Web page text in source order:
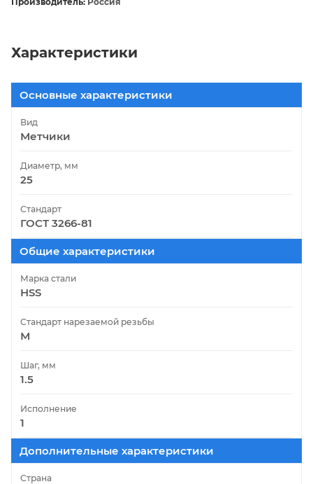
Характеристики
Основные характеристики
Вид
Метчики
Диаметр, мм
25
Стандарт
ГОСТ 3266-81
Общие характеристики
Марка стали
HSS
Стандарт нарезаемой резьбы
М
Шаг, мм
1.5
Исполнение
1
Дополнительные характеристики
Страна